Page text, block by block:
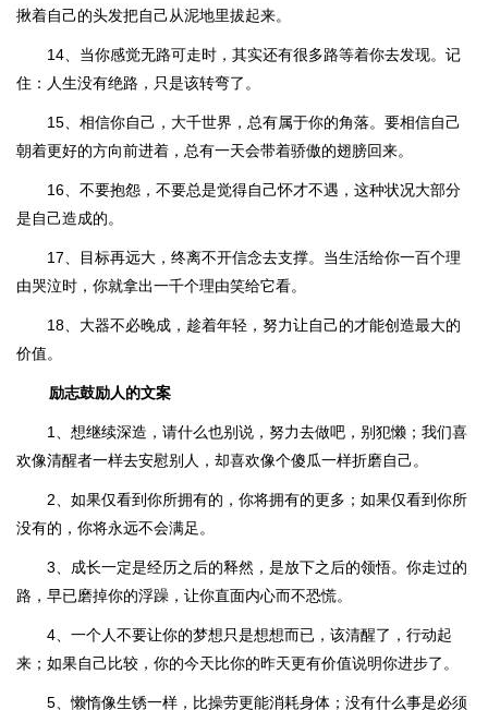
揪着自己的头发把自己从泥地里拔起来。
14、当你感觉无路可走时，其实还有很多路等着你去发现。记
住：人生没有绝路，只是该转弯了。
15、相信你自己，大千世界，总有属于你的角落。要相信自己
朝着更好的方向前进着，总有一天会带着骄傲的翅膀回来。
16、不要抱怨，不要总是觉得自己怀才不遇，这种状况大部分
是自己造成的。
17、目标再远大，终离不开信念去支撑。当生活给你一百个理
由哭泣时，你就拿出一千个理由笑给它看。
18、大器不必晚成，趁着年轻，努力让自己的才能创造最大的
价值。
励志鼓励人的文案
1、想继续深造，请什么也别说，努力去做吧，别犯懒；我们喜
欢像清醒者一样去安慰别人，却喜欢像个傻瓜一样折磨自己。
2、如果仅看到你所拥有的，你将拥有的更多；如果仅看到你所
没有的，你将永远不会满足。
3、成长一定是经历之后的释然，是放下之后的领悟。你走过的
路，早已磨掉你的浮躁，让你直面内心而不恐慌。
4、一个人不要让你的梦想只是想想而已，该清醒了，行动起
来；如果自己比较，你的今天比你的昨天更有价值说明你进步了。
5、懒惰像生锈一样，比操劳更能消耗身体；没有什么事是必须